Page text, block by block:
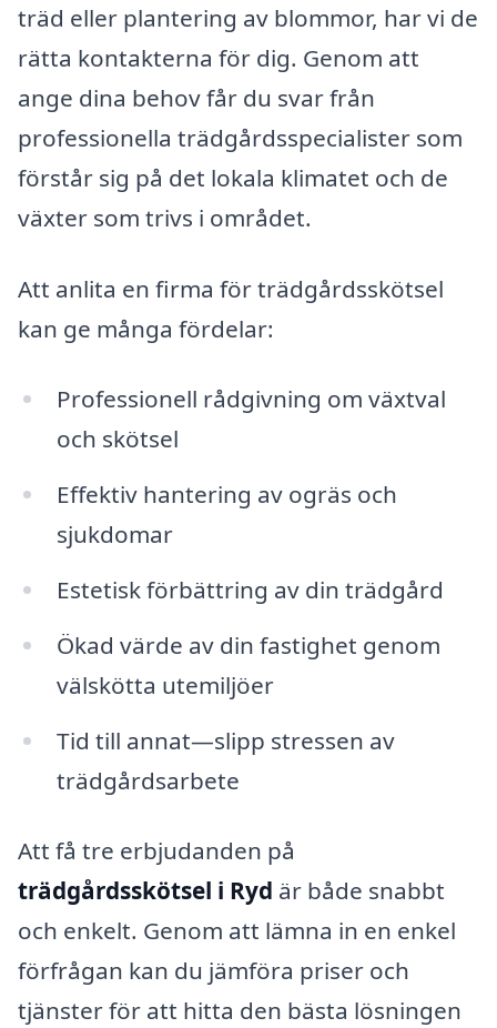
träd eller plantering av blommor, har vi de
rätta kontakterna för dig. Genom att
ange dina behov får du svar från
professionella trädgårdsspecialister som
förstår sig på det lokala klimatet och de
växter som trivs i området.
Att anlita en firma för trädgårdsskötsel
kan ge många fördelar:
Professionell rådgivning om växtval
och skötsel
Effektiv hantering av ogräs och
sjukdomar
Estetisk förbättring av din trädgård
Ökad värde av din fastighet genom
välskötta utemiljöer
Tid till annat—slipp stressen av
trädgårdsarbete
Att få tre erbjudanden på
trädgårdsskötsel i Ryd är både snabbt
och enkelt. Genom att lämna in en enkel
förfrågan kan du jämföra priser och
tjänster för att hitta den bästa lösningen